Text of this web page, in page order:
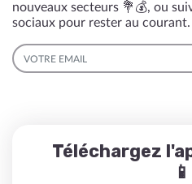
nouveaux secteurs 💐💰, ou
sociaux pour rester au courant.
EMAIL
Téléchargez
📱